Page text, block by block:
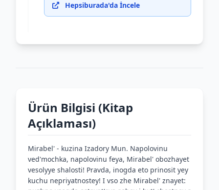
Hepsiburada'da İncele
Ürün Bilgisi (Kitap
Açıklaması)
Mirabel' - kuzina Izadory Mun. Napolovinu
ved'mochka, napolovinu feya, Mirabel' obozhayet
vesolyye shalosti! Pravda, inogda eto prinosit yey
kuchu nepriyatnostey! I vso zhe Mirabel' znayet: